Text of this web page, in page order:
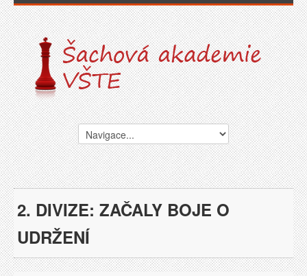
2. DIVIZE: ZAČALY BOJE O
UDRŽENÍ